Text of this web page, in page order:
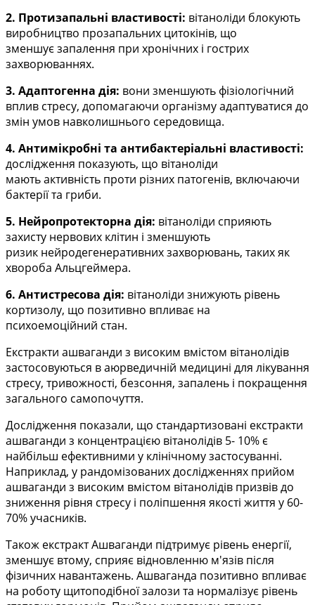
2. Протизапальні властивості: вітаноліди блокують
виробництво прозапальних цитокінів, що
зменшуєзапалення при хронічних і гострих
захворюваннях.
3. Адаптогенна дія: вони зменшують фізіологічний
вплив стресу, допомагаючи організму адаптуватися до
змін умов навколишнього середовища.
4. Антимікробні та антибактеріальні властивості:
дослідження показують, що вітаноліди
маютьактивність проти різних патогенів, включаючи
бактерії та гриби.
5. Нейропротекторна дія: вітаноліди сприяють
захисту нервових клітин і зменшують
ризик нейродегенеративних захворювань, таких як
хвороба Альцгеймера.
6. Антистресова дія: вітаноліди знижують рівень
кортизолу, що позитивно впливає на
психоемоційний стан.
Екстракти ашваганди з високим вмістом вітанолідів
застосовуються в аюрведичній медицині для лікування
стресу, тривожності, безсоння, запалень і покращення
загального самопочуття.
Дослідження показали, що стандартизовані екстракти
ашваганди з концентрацією вітанолідів 5- 10% є
найбільш ефективними у клінічному застосуванні.
Наприклад, у рандомізованих дослідженнях прийом
ашваганди з високим вмістом вітанолідів призвів до
зниження рівня стресу і поліпшення якості життя у 60-
70% учасників.
Також екстракт Ашваганди підтримує рівень енергії,
зменшує втому, сприяє відновленню м'язів після
фізичних навантажень. Ашваганда позитивно впливає
на роботу щитоподібної залози та нормалізує рівень